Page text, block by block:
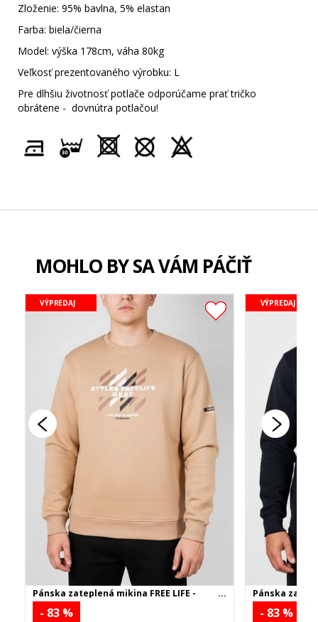
Zloženie: 95% bavlna, 5% elastan
Farba: biela/čierna
Model: výška 178cm, váha 80kg
Veľkosť prezentovaného výrobku: L
Pre dlhšiu životnosť potlače odporúčame prať tričko
obrátene - dovnútra potlačou!
MOHLO BY SA VÁM PÁČIŤ
VÝPREDAJ
Pánska zateplená mikina FREE LIFE -
béžová
- 83 %
VÝPREDAJ
Pánska
čierna
- 83 %